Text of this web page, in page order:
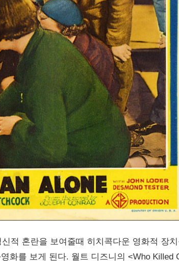
적 혼란을 보여줄때 히치콕다운 영화적 장
화를 보게 된다. 월트 디즈니의 <Who Killed